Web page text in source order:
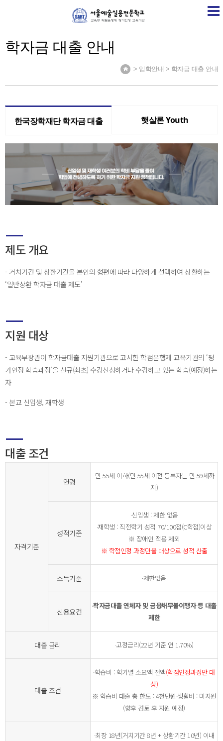
SART 학교소개 학교소식
학자금 대출 안내
> 입학안내 > 학자금 대출 안내
한국장학재단 학자금 대출 햇살론 Youth
제도 개요
- 거치기간 및 상환기간을 본인의 형편에 따라 다양하게 선택하여 상환하는
‘일반상환 학자금 대출 제도’
지원 대상
- 교육부장관이 학자금대출 지원기관으로 고시한 학점은행제 교육기관의 ‘평
가인정 학습과정’을 신규(최초) 수강신청하거나 수강하고 있는 학습(예정)하는
자
- 본교 신입생, 재학생
대출 조건
자격기준
연령
∙만 55세 이하(만 55세 이전 등록자는 만 59세까
지)
성적기준
∙신입생 : 제한 없음
∙재학생 : 직전학기 성적 70/100점(C학점)이상
※ 장애인 적용 제외
※ 학점인정 과정만을 대상으로 성적 산출
소득기준 ∙제한없음
신용요건
∙학자금대출 연체자 및 금융채무불이행자 등 대출
제한
대출 금리 ∙고정금리(22년 기준 연 1.70%)
대출 조건
∙학습비 : 학기별 소요액 전액(학점인정과정만 대
상)
※ 학습비 대출 총 한도 : 4천만원∙생활비 : 미지원
(향후 검토 후 지원 예정)
∙최장 18년(거치기간 8년 + 상환기간 10년) 이내